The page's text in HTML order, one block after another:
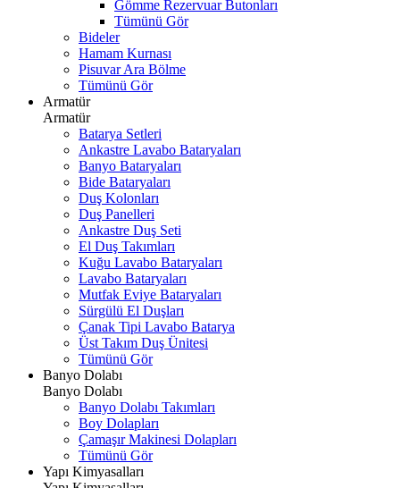
Gömme Rezervuar Butonları
Tümünü Gör
Bideler
Hamam Kurnası
Pisuvar Ara Bölme
Tümünü Gör
Armatür
Armatür
Batarya Setleri
Ankastre Lavabo Bataryaları
Banyo Bataryaları
Bide Bataryaları
Duş Kolonları
Duş Panelleri
Ankastre Duş Seti
El Duş Takımları
Kuğu Lavabo Bataryaları
Lavabo Bataryaları
Mutfak Eviye Bataryaları
Sürgülü El Duşları
Çanak Tipi Lavabo Batarya
Üst Takım Duş Ünitesi
Tümünü Gör
Banyo Dolabı
Banyo Dolabı
Banyo Dolabı Takımları
Boy Dolapları
Çamaşır Makinesi Dolapları
Tümünü Gör
Yapı Kimyasalları